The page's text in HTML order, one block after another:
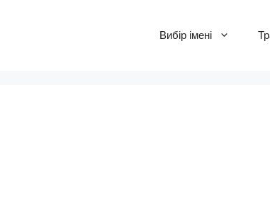
Вибір імені